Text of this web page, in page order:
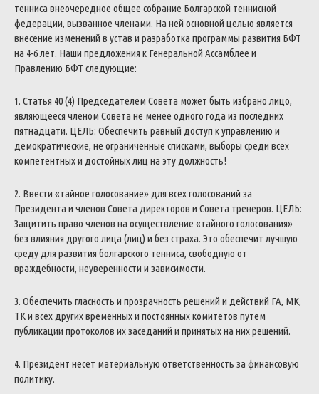
тенниса внеочередное общее собрание Болгарской теннисной
федерации, вызванное членами. На ней основной целью является
внесение изменений в устав и разработка программы развития БФТ
на 4-6 лет. Наши предложения к Генеральной Ассамблее и
Правлению БФТ следующие:
1. Статья 40 (4) Председателем Совета может быть избрано лицо,
являющееся членом Совета не менее одного года из последних
пятнадцати. ЦЕЛЬ: Обеспечить равный доступ к управлению и
демократические, не ограниченные списками, выборы среди всех
компетентных и достойных лиц на эту должность!
2. Ввести «тайное голосование» для всех голосований за
Президента и членов Совета директоров и Совета тренеров. ЦЕЛЬ:
Защитить право членов на осуществление «тайного голосования»
без влияния другого лица (лиц) и без страха. Это обеспечит лучшую
среду для развития болгарского тенниса, свободную от
враждебности, неуверенности и зависимости.
3. Обеспечить гласность и прозрачность решений и действий ГА, МК,
ТК и всех других временных и постоянных комитетов путем
публикации протоколов их заседаний и принятых на них решений.
4. Президент несет материальную ответственность за финансовую
политику.